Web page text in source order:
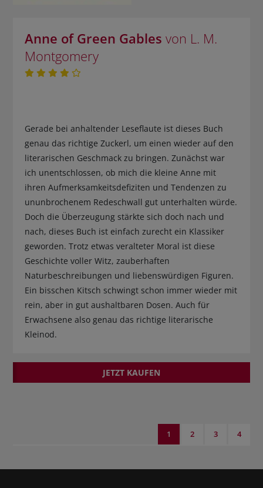
Anne of Green Gables von L. M.
Montgomery
Gerade bei anhaltender Leseflaute ist dieses Buch
genau das richtige Zuckerl, um einen wieder auf den
literarischen Geschmack zu bringen. Zunächst war
ich unentschlossen, ob mich die kleine Anne mit
ihren Aufmerksamkeitsdefiziten und Tendenzen zu
ununbrochenem Redeschwall gut unterhalten würde.
Doch die Überzeugung stärkte sich doch nach und
nach, dieses Buch ist einfach zurecht ein Klassiker
geworden. Trotz etwas veralteter Moral ist diese
Geschichte voller Witz, zauberhaften
Naturbeschreibungen und liebenswürdigen Figuren.
Ein bisschen Kitsch schwingt schon immer wieder mit
rein, aber in gut aushaltbaren Dosen. Auch für
Erwachsene also genau das richtige literarische
Kleinod.
JETZT KAUFEN
1 2 3 4